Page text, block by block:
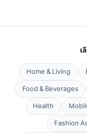
เ
Home & Living
Food & Beverages
Health
Fashion